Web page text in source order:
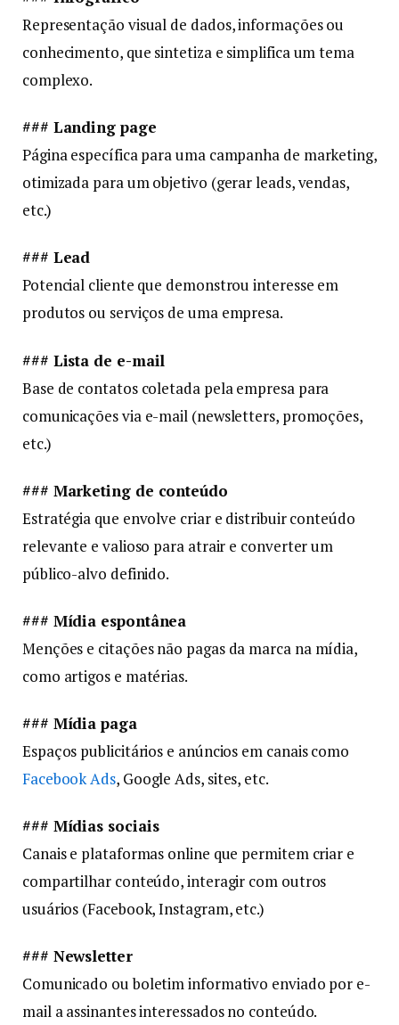
Representação visual de dados, informações ou
conhecimento, que sintetiza e simplifica um tema
complexo.
### Landing page
Página específica para uma campanha de marketing,
otimizada para um objetivo (gerar leads, vendas,
etc.)
### Lead
Potencial cliente que demonstrou interesse em
produtos ou serviços de uma empresa.
### Lista de e-mail
Base de contatos coletada pela empresa para
comunicações via e-mail (newsletters, promoções,
etc.)
### Marketing de conteúdo
Estratégia que envolve criar e distribuir conteúdo
relevante e valioso para atrair e converter um
público-alvo definido.
### Mídia espontânea
Menções e citações não pagas da marca na mídia,
como artigos e matérias.
### Mídia paga
Espaços publicitários e anúncios em canais como
Facebook Ads, Google Ads, sites, etc.
### Mídias sociais
Canais e plataformas online que permitem criar e
compartilhar conteúdo, interagir com outros
usuários (Facebook, Instagram, etc.)
### Newsletter
Comunicado ou boletim informativo enviado por e-
mail a assinantes interessados no conteúdo.